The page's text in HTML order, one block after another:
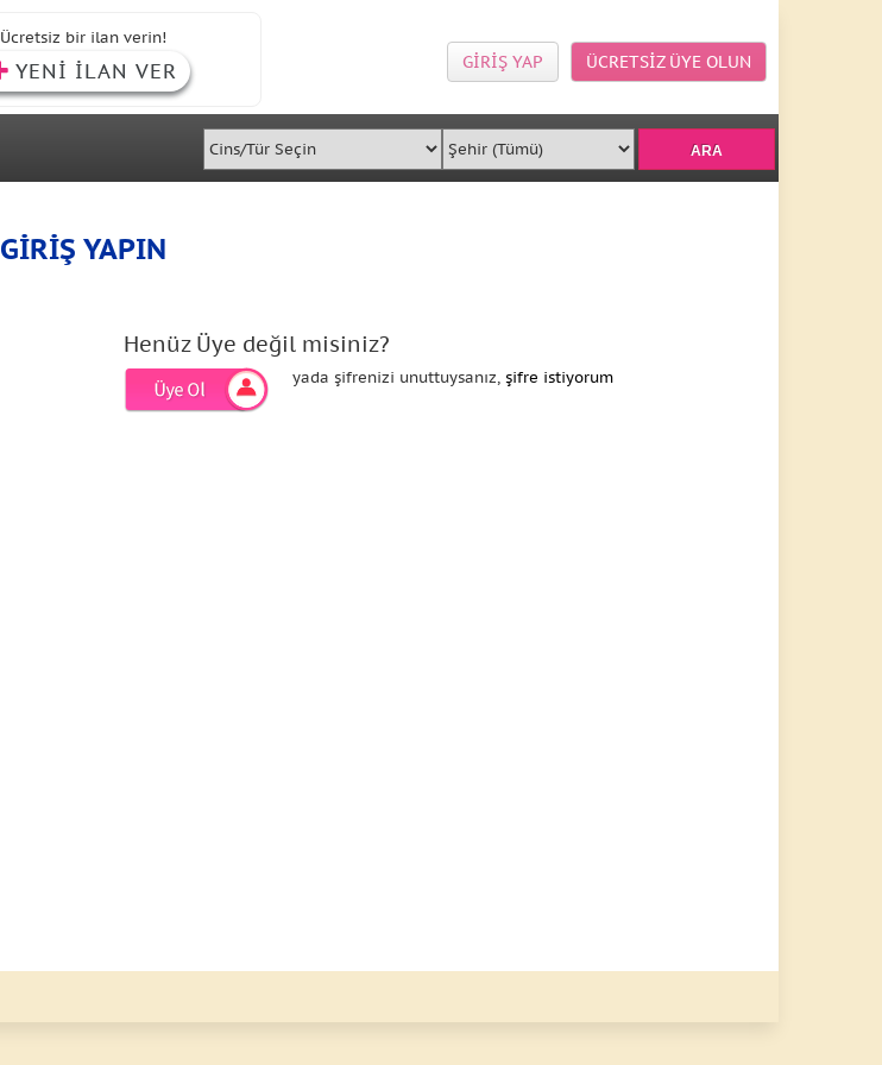
Ücretsiz bir ilan verin!
YENİ İLAN VER ÜCRETSİZ ÜYE OLUN
GİRİŞ YAP
GİRİŞ YAPIN
Henüz Üye değil misiniz?
yada şifrenizi unuttuysanız,şifre istiyorum